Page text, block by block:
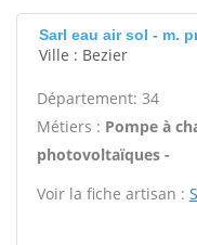
Sarl eau air sol - m.
Ville : Bezier
Département: 34
Métiers : Pompe à
photovoltaïques -
Voir la fiche artisan :